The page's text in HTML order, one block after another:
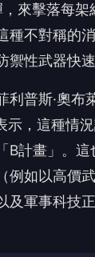
來擊落每架
種不對稱的
性武器快速
利普斯·奧布
示，這種情
B計畫」。
例如以高價
及軍事科技